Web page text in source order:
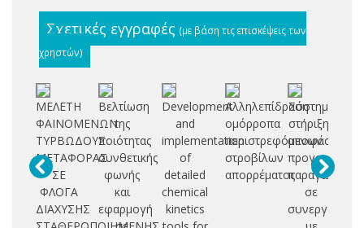
Σχετικές εγγραφές (με βάση τις επισκέψεις των
χρηστών)
ΜΕΛΕΤΗ
ΦΑΙΝΟΜΕΝΩΝ
ΤΥΡΒΩΔΟΥΣ
ΜΕΤΑΦΟΡΑΣ
ΣΕ
ΦΛΟΓΑ
ΔΙΑΧΥΣΗΣ
Βελτίωση
της
ποιότητας
συνθετικής
φωνής
και
εφαρμογή
Development
and
implementation
of
detailed
chemical
kinetics
Αλληλεπίδραση
ομόρροπα
περιστρεφόμενων
στροβίλων
απορρέματος
Σύστημα
στήριξης
αποφάσεων
παραγωγής
σε
συνεργασία